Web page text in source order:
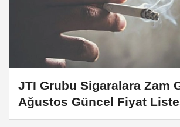
JTI Grubu Sigaralara Zam
Ağustos Güncel Fiyat
Açıklandı